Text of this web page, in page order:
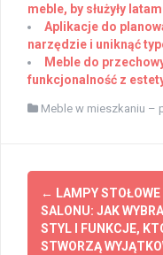
meble, by służyły
Aplikacje do
narzędzie i uniknąć
Meble do
funkcjonalność z
Meble w mieszkaniu –
Post
navigation
← LAMPY STOŁOWE
SALONU: JAK
STYL I FUNKCJE,
STWORZĄ